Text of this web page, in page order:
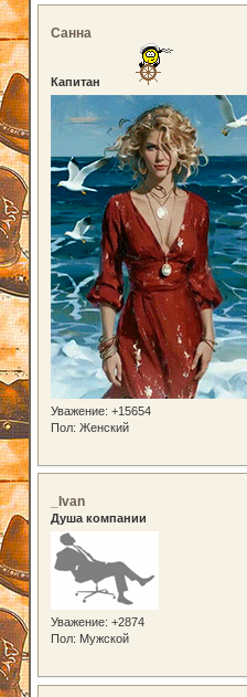
Санна
Капитан
Уважение: +15654
Пол: Женский
_Ivan
Душа компании
Уважение: +2874
Пол: Мужской